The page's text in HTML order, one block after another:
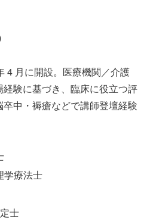
4 月に開設。医療機関／介護
験に基づき、臨床に役立つ評
中・褥瘡などで講師登壇経験
学療法士
士